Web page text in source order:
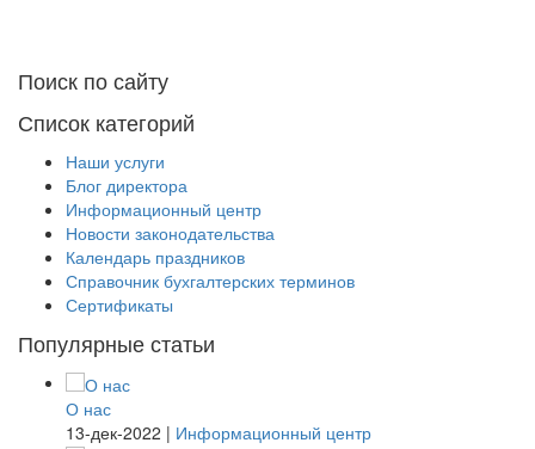
Поиск по сайту
Список категорий
Наши услуги
Блог директора
Информационный центр
Новости законодательства
Календарь праздников
Справочник бухгалтерских терминов
Сертификаты
Популярные статьи
О нас
13-дек-2022 | Информационный центр